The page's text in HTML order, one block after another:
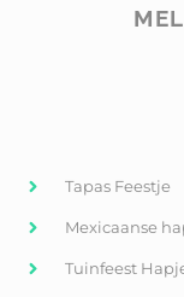
Tapas Feestje
Mexicaanse
Tuinfeest